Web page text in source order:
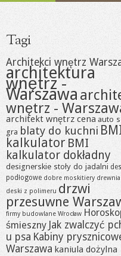
Tagi
Architekci wnętrz
architektura
wnętrz -
Warszawa
wnętrz -
architekt wnętrz cena auto
gra blaty do kuchni
kalkulator BMI
kalkulator dokładny
designerskie stoły do jadalni
podłogowe dobre moskitiery
deski z polimeru drzwi
przesuwne
firmy budowlane Wrocław
śmieszny Jak zwalczyć
u psa Kabiny
Warszawa kaniula dożylna